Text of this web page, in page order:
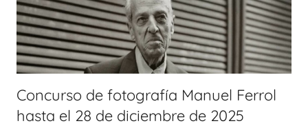
Concurso de fotografía Manuel Ferrol
hasta el 28 de diciembre de 2025